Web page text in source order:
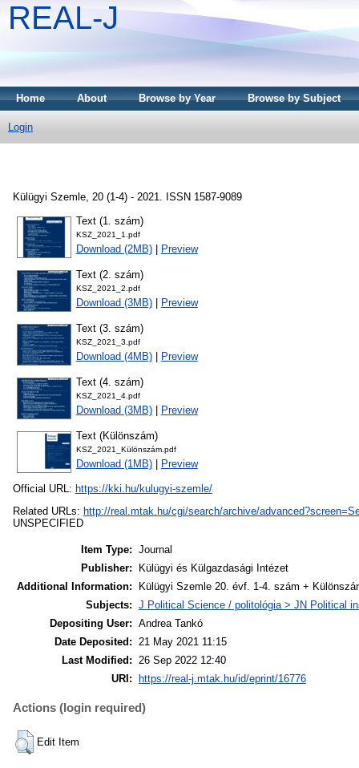
REAL-J
Home About Browse by Year Browse by Subject
Login
Külügyi Szemle, 20 (1-4) - 2021. ISSN 1587-9089
Text (1. szám)
KSZ_2021_1.pdf
Download (2MB)| Preview
Text (2. szám)
KSZ_2021_2.pdf
Download (3MB)| Preview
Text (3. szám)
KSZ_2021_3.pdf
Download (4MB)| Preview
Text (4. szám)
KSZ_2021_4.pdf
Download (3MB)| Preview
Text (Különszám)
KSZ_2021_Különszám.pdf
Download (1MB)| Preview
Official URL: https://kki.hu/kulugyi-szemle/
Related URLs: http://real.mtak.hu/cgi/search/archive/
UNSPECIFIED
Item Type: Journal
Publisher:
Külügyi és Külgazdasági Intézet
Additional Information:
Külügyi Szemle 20. évf. 1-4. szám +
Subjects: J Political Science / politológia > JN Political
Depositing User: Andrea Tankó
Date Deposited:
21 May 2021 11:15
Last Modified:
26 Sep 2022 12:40
URI:
https://real-j.mtak.hu/id/eprint/16776
Actions (login required)
Edit Item